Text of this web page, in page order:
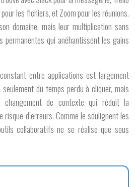
les fichiers, et Zoom pour les réunions.
domaine, mais leur multiplication sans
qui anéhantissent les gains
entre applications est largement
du temps perdu à cliquer, mais
de contexte qui réduit la
d’erreurs. Comme le soulignent les
collaboratifs ne se réalise que sous